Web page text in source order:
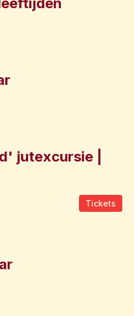
jutexcursie |
Tickets